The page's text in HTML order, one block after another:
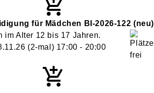
für Mädchen BI-2026-122
neu
im Alter 12 bis 17 Jahren.
(2-mal) 17:00 - 20:00